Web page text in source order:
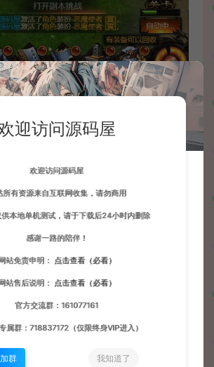
迎访问源码屋
欢迎访问源码屋
所有资源来自互联网收集，请勿商用
供本地单机测试，请于下载后24小时内删除
感谢一路的陪伴！
站免责申明： 点击查看（必看）
站售后说明： 点击查看（必看）
官方交流群：161077161
属群：718837172（仅限终身VIP进入）
群 我知道了